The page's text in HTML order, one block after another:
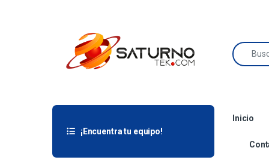
¡Encuentra tu equipo!
Inicio